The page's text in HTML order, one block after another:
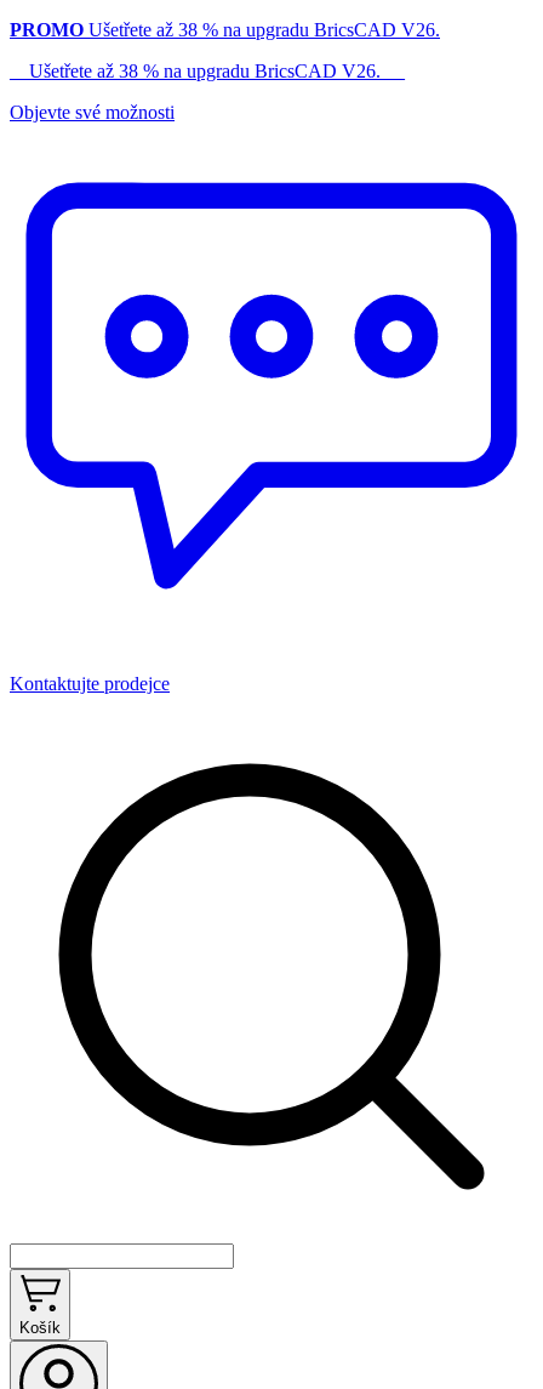
PROMO Ušetřete až 38 % na upgradu BricsCAD V26.
__Ušetřete až 38 % na upgradu BricsCAD V26. __
Objevte své možnosti
Kontaktujte prodejce
Košík